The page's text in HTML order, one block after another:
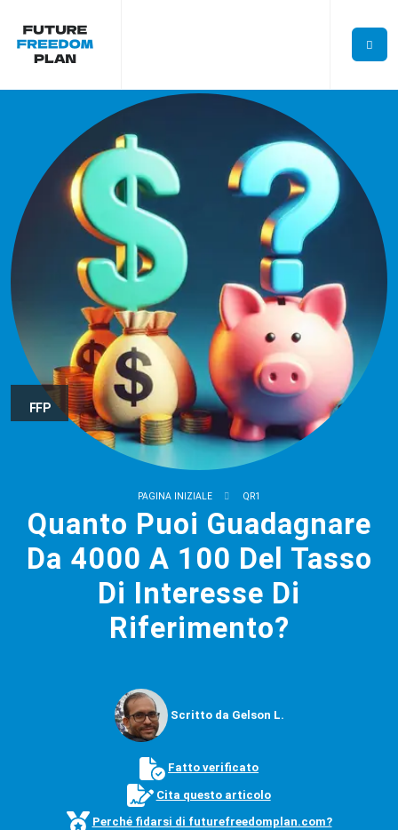
FFP
PAGINA INIZIALE QR1
Quanto Puoi Guadagnare
Da 4000 A 100 Del Tasso
Di Interesse Di
Riferimento?
Scritto da Gelson L.
Fatto verificato
Cita questo articolo
Perché fidarsi di futurefreedomplan.com?